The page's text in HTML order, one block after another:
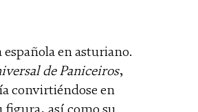
en asturiano.
de Paniceiros,
convirtiéndose en